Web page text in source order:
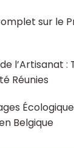
sur le
l’Artisanat :
Réunies
Belgique